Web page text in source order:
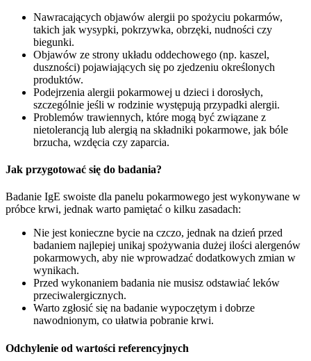
Nawracających objawów alergii po spożyciu pokarmów,
takich jak wysypki, pokrzywka, obrzęki, nudności czy
biegunki.
Objawów ze strony układu oddechowego (np. kaszel,
duszności) pojawiających się po zjedzeniu określonych
produktów.
Podejrzenia alergii pokarmowej u dzieci i dorosłych,
szczególnie jeśli w rodzinie występują przypadki alergii.
Problemów trawiennych, które mogą być związane z
nietolerancją lub alergią na składniki pokarmowe, jak bóle
brzucha, wzdęcia czy zaparcia.
Jak przygotować się do badania?
Badanie IgE swoiste dla panelu pokarmowego jest wykonywane w
próbce krwi, jednak warto pamiętać o kilku zasadach:
Nie jest konieczne bycie na czczo, jednak na dzień przed
badaniem najlepiej unikaj spożywania dużej ilości alergenów
pokarmowych, aby nie wprowadzać dodatkowych zmian w
wynikach.
Przed wykonaniem badania nie musisz odstawiać leków
przeciwalergicznych.
Warto zgłosić się na badanie wypoczętym i dobrze
nawodnionym, co ułatwia pobranie krwi.
Odchylenie od wartości referencyjnych